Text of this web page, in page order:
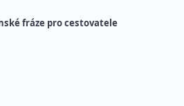
fráze pro cestovatele